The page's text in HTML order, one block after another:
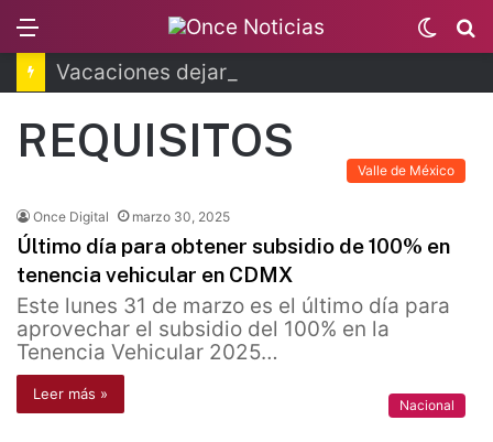
Switch
skin
REQUISITOS
Valle de México
Once Digital marzo 30, 2025
Último día para obtener subsidio de 100% en
tenencia vehicular en CDMX
Este lunes 31 de marzo es el último día para
aprovechar el subsidio del 100% en la
Tenencia Vehicular 2025…
Leer más »
Nacional